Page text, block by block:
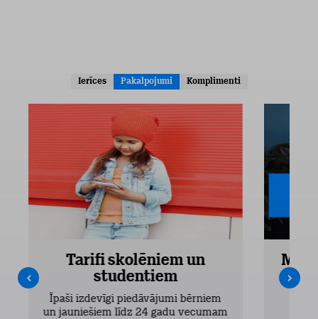
Ierīces Pakalpojumi Komplimenti
Tarifi skolēniem un
studentiem
Īpaši izdevīgi piedāvājumi bērniem
un jauniešiem līdz 24 gadu vecumam